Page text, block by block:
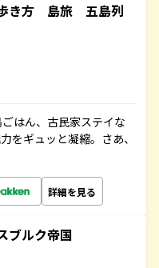
き方 島旅 五島列
はん、古民家ステイな
をギュッと凝縮。さあ、
詳細を見る
ブルク帝国